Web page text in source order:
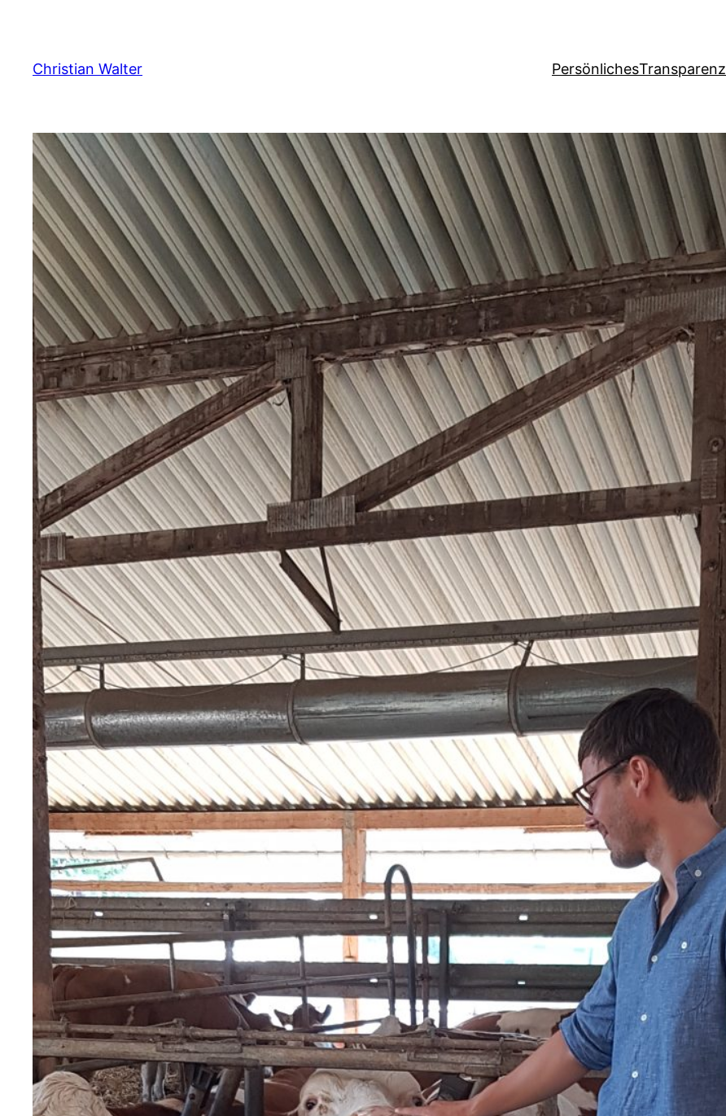
springen
Christian Walter PersönlichesTransparenz